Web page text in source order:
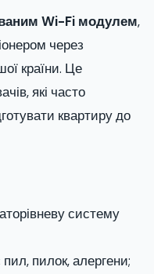
Wi-Fi модулем,
через
країни. Це
які часто
квартиру до
систему
пилок, алергени;